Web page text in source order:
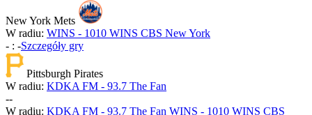
New York Mets
W radiu: WINS - 1010 WINS CBS New York
- : -Szczegóły gry
Pittsburgh Pirates
W radiu: KDKA FM - 93.7 The Fan
--
W radiu: KDKA FM - 93.7 The Fan WINS - 1010 WINS CBS